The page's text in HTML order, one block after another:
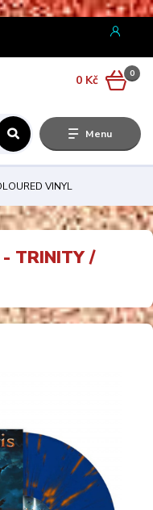
Menu
0
0 Kč
VINYL
TRINITY /